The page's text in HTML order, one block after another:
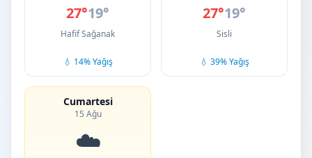
27°19°
Hafif Sağanak
💧 14% Yağış
27°19°
Sisli
💧 39% Yağış
Cumartesi
15 Ağu
☁️